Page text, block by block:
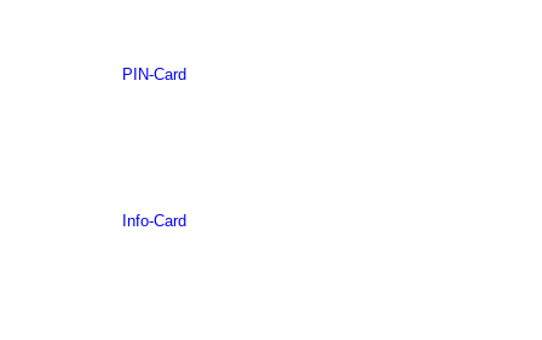
PIN-Card
Info-Card